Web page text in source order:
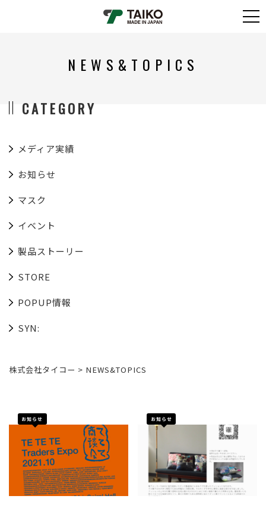
NEWS&TOPICS
CATEGORY
メディア実績
お知らせ
マスク
イベント
製品ストーリー
STORE
POPUP情報
SYN:
株式会社タイコー > NEWS&TOPICS
お知らせ お知らせ